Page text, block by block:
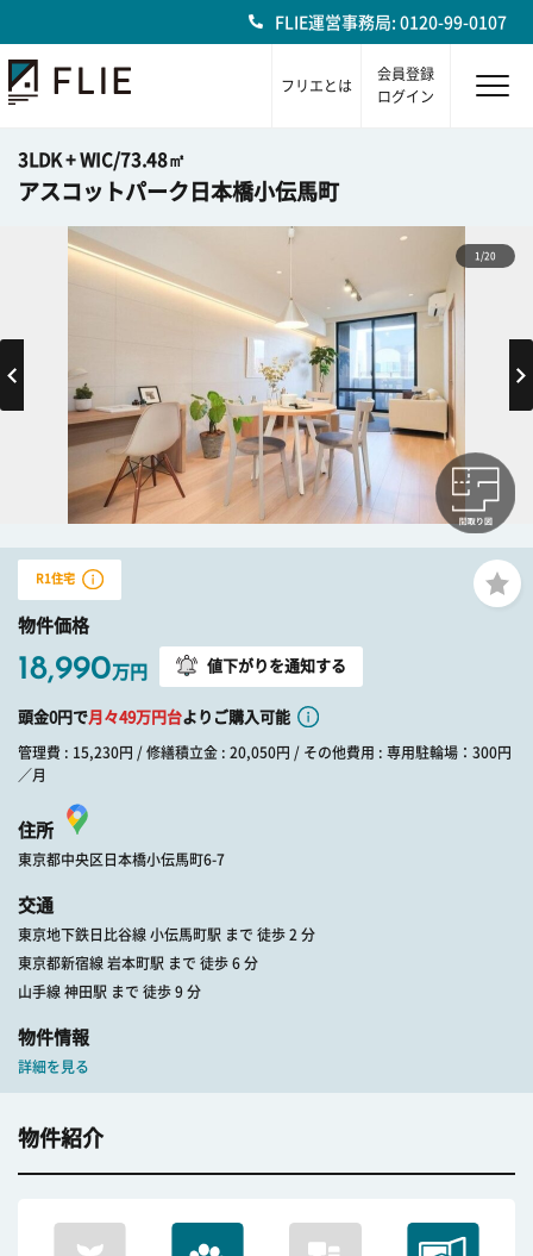
FLIE運営事務局: 0120-99-0107
フリエとは
会員登録
ログイン
3LDK + WIC/73.48㎡
アスコットパーク日本橋小伝馬町
1/20
R1住宅
物件価格
18,990万円 値下がりを通知する
頭金0円で月々49万円台よりご購入可能
管理費 : 15,230円 / 修繕積立金 : 20,050円 / その他費用 : 専用駐輪場：300円
／月
住所
東京都中央区日本橋小伝馬町6-7
交通
東京地下鉄日比谷線 小伝馬町駅 まで 徒歩 2 分
東京都新宿線 岩本町駅 まで 徒歩 6 分
山手線 神田駅 まで 徒歩 9 分
物件情報
詳細を見る
物件紹介